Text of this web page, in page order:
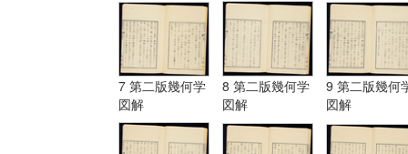
7 第二版幾何学
図解
8 第二版幾何学
図解
9 第二版幾何
図解